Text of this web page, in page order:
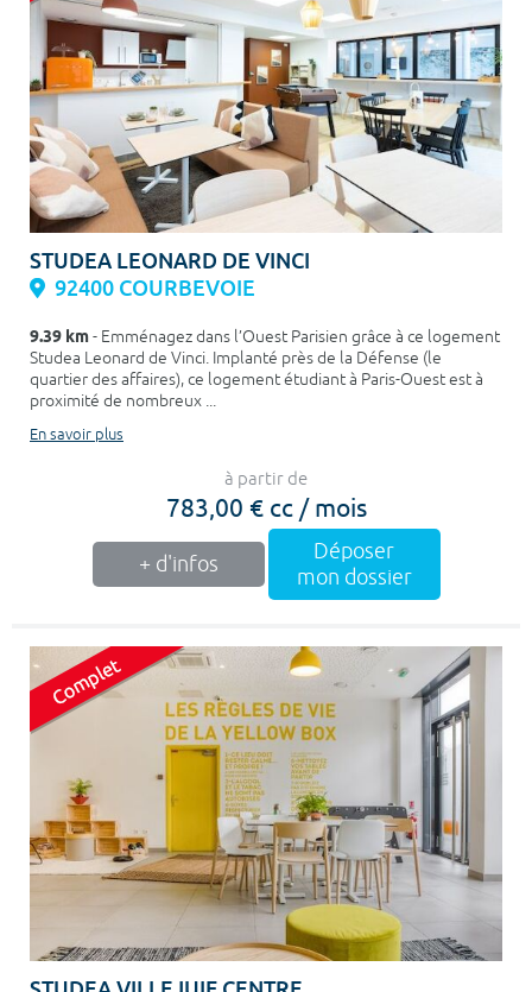
STUDEA LEONARD DE VINCI
92400 COURBEVOIE
9.39 km- Emménagez dans l’Ouest Parisien grâce à ce logement
Studea Leonard de Vinci. Implanté près de la Défense (le
quartier des affaires), ce logement étudiant à Paris-Ouest est à
proximité de nombreux ...
En savoir plus
à partir de
783,00 € cc / mois
+ d'infos
Déposer
mon dossier